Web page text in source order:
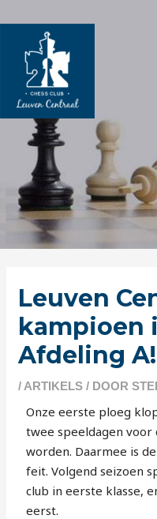
naar
inhoud
Leuven
kampioen
Afdeling A!
/ ARTIKELS / DOOR
Onze eerste ploeg
twee speeldagen
worden. Daarmee is
feit. Volgend seizoen
club in eerste klasse,
eerst.